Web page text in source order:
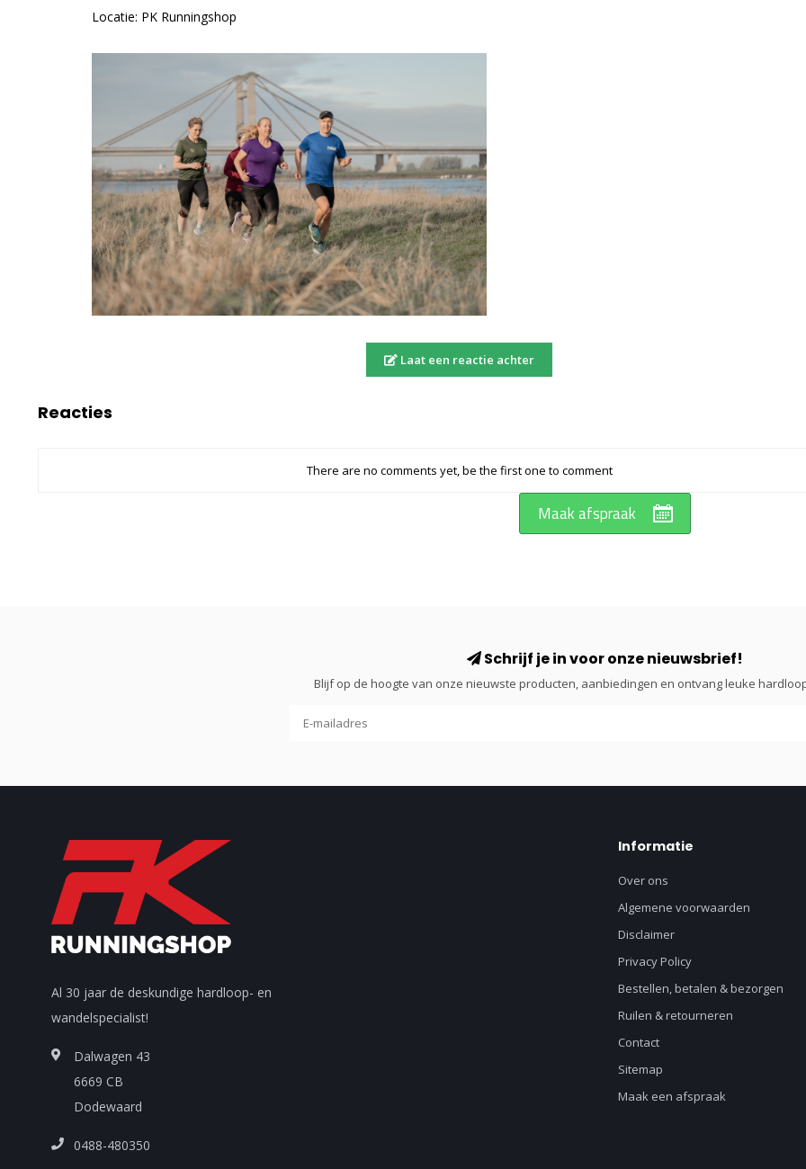
Locatie: PK Runningshop
Laat een reactie achter
Reacties
There are no comments yet, be the first one to comment
Maak afspraak
Schrijf je in voor onze nieuwsbrief!
Blijf op de hoogte van onze nieuwste producten, aanbiedingen en ontvang leuke
Al 30 jaar de deskundige hardloop- en
wandelspecialist!
Dalwagen 43
6669 CB
Dodewaard
0488-480350
Informatie
Over ons
Algemene voorwaarden
Disclaimer
Privacy Policy
Bestellen, betalen & bezorgen
Ruilen & retourneren
Contact
Sitemap
Maak een afspraak